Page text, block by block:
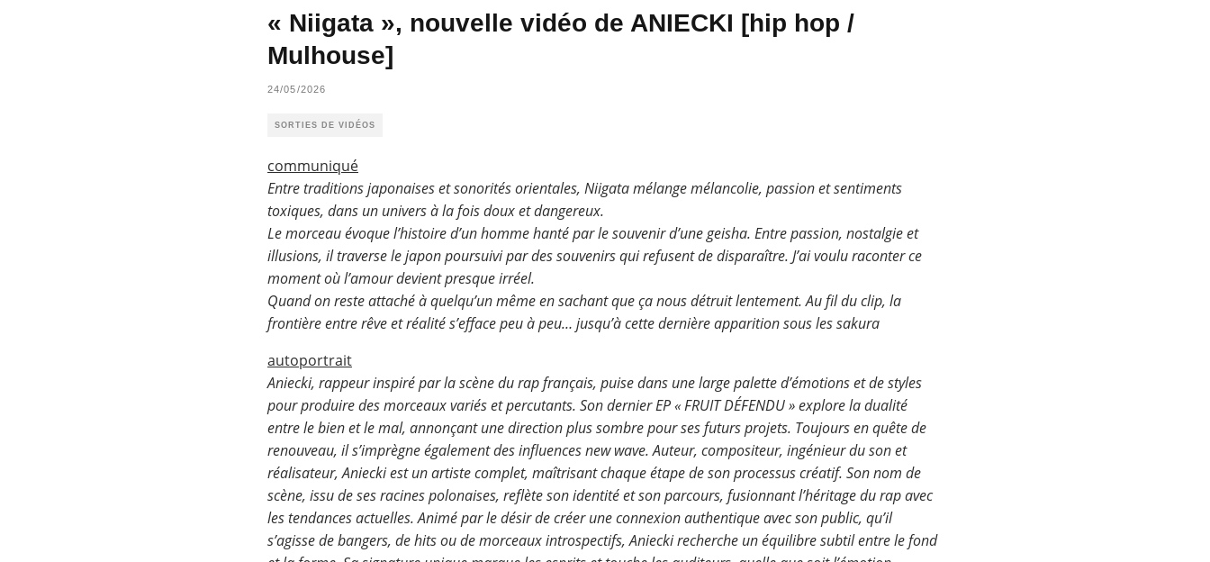
« Niigata », nouvelle vidéo de ANIECKI [hip hop /
Mulhouse]
24/05/2026
SORTIES DE VIDÉOS
communiqué
Entre traditions japonaises et sonorités orientales, Niigata mélange mélancolie, passion et sentiments
toxiques, dans un univers à la fois doux et dangereux.
Le morceau évoque l’histoire d’un homme hanté par le souvenir d’une geisha. Entre passion, nostalgie et
illusions, il traverse le japon poursuivi par des souvenirs qui refusent de disparaître. J’ai voulu raconter ce
moment où l’amour devient presque irréel.
Quand on reste attaché à quelqu’un même en sachant que ça nous détruit lentement. Au fil du clip, la
frontière entre rêve et réalité s’efface peu à peu… jusqu’à cette dernière apparition sous les sakura
autoportrait
Aniecki, rappeur inspiré par la scène du rap français, puise dans une large palette d’émotions et de styles
pour produire des morceaux variés et percutants. Son dernier EP « FRUIT DÉFENDU » explore la dualité
entre le bien et le mal, annonçant une direction plus sombre pour ses futurs projets. Toujours en quête de
renouveau, il s’imprègne également des influences new wave. Auteur, compositeur, ingénieur du son et
réalisateur, Aniecki est un artiste complet, maîtrisant chaque étape de son processus créatif. Son nom de
scène, issu de ses racines polonaises, reflète son identité et son parcours, fusionnant l’héritage du rap avec
les tendances actuelles. Animé par le désir de créer une connexion authentique avec son public, qu’il
s’agisse de bangers, de hits ou de morceaux introspectifs, Aniecki recherche un équilibre subtil entre le fond